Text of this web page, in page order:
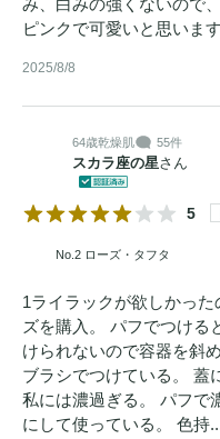
ピンクで可愛いと思います
2025/8/8
64歳乾燥肌 55件
スカラ座の星さん
5
No.2 ローズ・タフタ
1ライラックが欲しかっ
ズを購入。 パフでつける
けられないので容器を斜
ブラシでつけている。 蓋
私には濃過ぎる。 パフで
にして使っている。 色持